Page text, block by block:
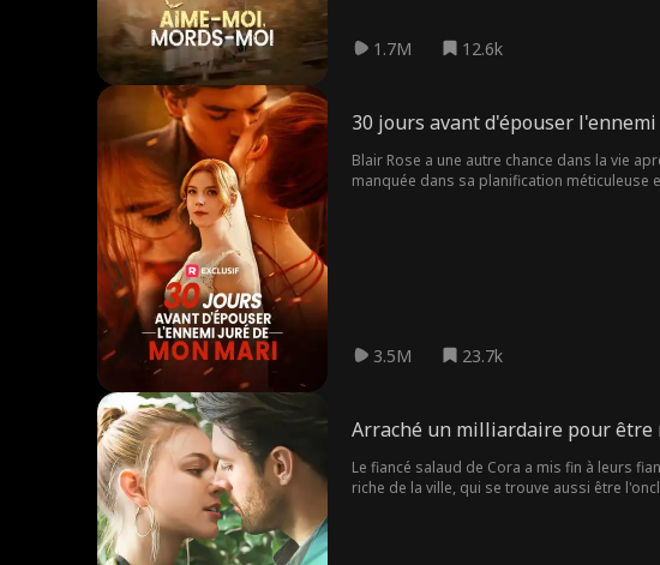
1.7M 12.6k
30 jours avant d'épouser
Blair Rose a une autre chance dans la vie
manquée dans sa planification méticuleuse
3.5M 23.7k
Arraché un milliardaire pour être
Le fiancé salaud de Cora a mis fin à leurs
riche de la ville, qui se trouve aussi être